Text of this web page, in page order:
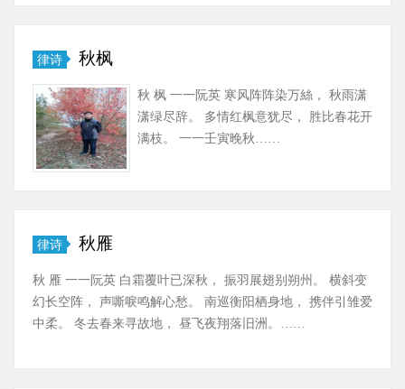
律诗 秋枫
秋 枫 一一阮英 寒风阵阵染万絲， 秋雨潇
潇绿尽辞。 多情红枫意犹尽， 胜比春花开
满枝。 一一壬寅晚秋……
律诗 秋雁
秋 雁 一一阮英 白霜覆叶已深秋， 振羽展翅别朔州。 横斜变
幻长空阵， 声嘶唳鸣解心愁。 南巡衡阳栖身地， 携伴引雏爱
中柔。 冬去春来寻故地， 昼飞夜翔落旧洲。……